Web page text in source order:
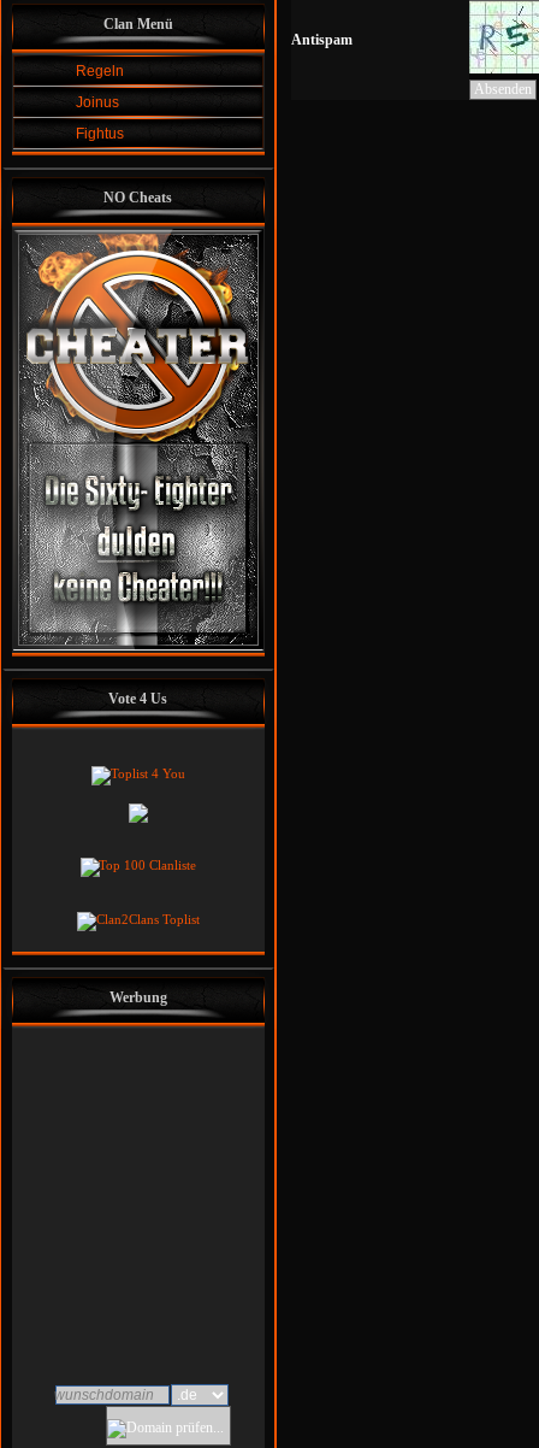
Clan Menü
Regeln
Joinus
Fightus
NO Cheats
Vote 4 Us
Werbung
wunschdomain
Antispam